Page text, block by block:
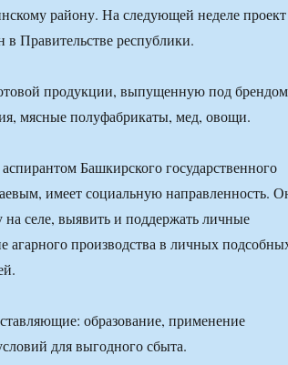
району. На следующей неделе проект
в Правительстве республики.
продукции, выпущенную под брендом
мясные полуфабрикаты, мед, овощи.
Башкирского государственного
имеет социальную направленность.
селе, выявить и поддержать личные
агарного производства в личных
образование, применение
для выгодного сбыта.